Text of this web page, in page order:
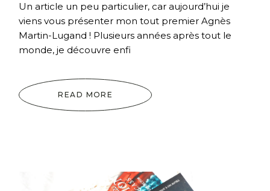
Un article un peu particulier, car aujourd’hui je
viens vous présenter mon tout premier Agnès
Martin-Lugand ! Plusieurs années après tout le
monde, je découvre enfi
READ MORE